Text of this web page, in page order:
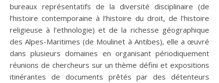
bureaux représentatifs de la diversité disciplinaire (de
l’histoire contemporaine à l’histoire du droit, de l’histoire
religieuse à l’ethnologie) et de la richesse géographique
des Alpes-Maritimes (de Moulinet à Antibes), elle a œuvré
dans plusieurs domaines en organisant périodiquement
réunions de chercheurs sur un thème défini et expositions
itinérantes de documents prêtés par des détenteurs